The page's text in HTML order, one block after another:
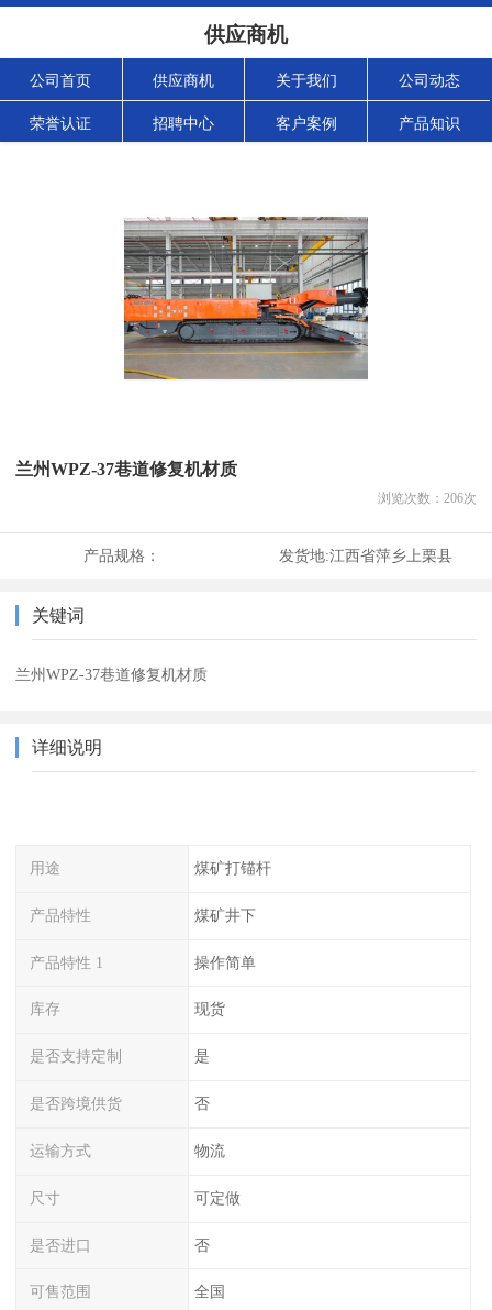
供应商机
公司首页 供应商机 关于我们 公司动态
荣誉认证 招聘中心 客户案例 产品知识
兰州WPZ-37巷道修复机材质
浏览次数： 206次
产品规格： 发货地:江西省萍乡上栗县
关键词
兰州WPZ-37巷道修复机材质
详细说明
用途 煤矿打锚杆
产品特性 煤矿井下
产品特性 1 操作简单
库存 现货
是否支持定制 是
是否跨境供货 否
运输方式 物流
尺寸 可定做
是否进口 否
可售范围 全国